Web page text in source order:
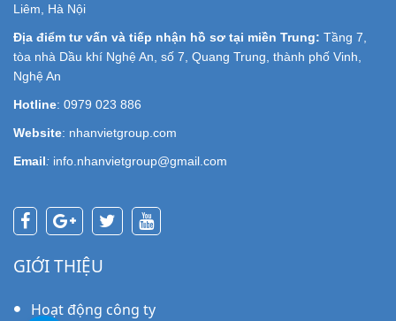
Liêm, Hà Nội
Địa điểm tư vấn và tiếp nhận hồ sơ tại miền Trung: Tầng 7,
tòa nhà Dầu khí Nghệ An, số 7, Quang Trung, thành phố Vinh,
Nghệ An
Hotline: 0979 023 886
Website: nhanvietgroup.com
Email: info.nhanvietgroup@gmail.com
GIỚI THIỆU
Hoạt động công ty